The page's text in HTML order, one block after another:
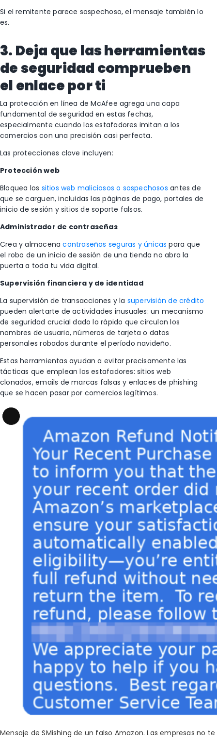
Si el remitente parece sospechoso, el mensaje también lo
es.
3. Deja que las herramientas
de seguridad comprueben
el enlace por ti
La protección en línea de McAfee agrega una capa
fundamental de seguridad en estas fechas,
especialmente cuando los estafadores imitan a los
comercios con una precisión casi perfecta.
Las protecciones clave incluyen:
Protección web
Bloquea los sitios web maliciosos o sospechosos antes de
que se carguen, incluidas las páginas de pago, portales de
inicio de sesión y sitios de soporte falsos.
Administrador de contraseñas
Crea y almacenacontraseñas seguras y únicas para que
el robo de un inicio de sesión de una tienda no abra la
puerta a toda tu vida digital.
Supervisión financiera y de identidad
La supervisión de transacciones y la supervisión de crédito
pueden alertarte de actividades inusuales: un mecanismo
de seguridad crucial dado lo rápido que circulan los
nombres de usuario, números de tarjeta o datos
personales robados durante el período navideño.
Estas herramientas ayudan a evitar precisamente las
tácticas que emplean los estafadores: sitios web
clonados, emails de marcas falsas y enlaces de phishing
que se hacen pasar por comercios legítimos.
Long
Description
Mensaje de SMishing de un falso Amazon. Las empresas no